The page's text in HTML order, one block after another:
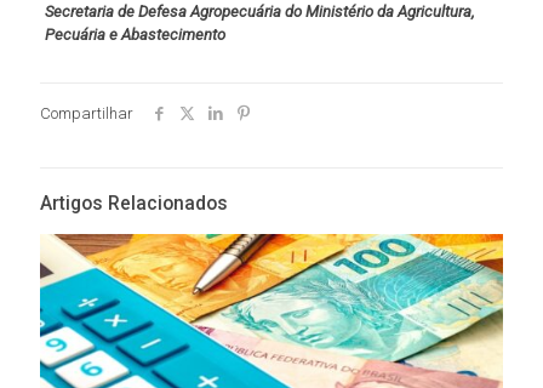
Secretaria de Defesa Agropecuária do Ministério da Agricultura,
Pecuária e Abastecimento
Compartilhar
Artigos Relacionados